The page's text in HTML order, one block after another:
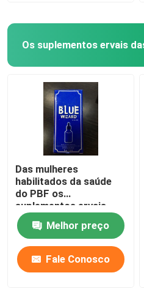
Os suplementos ervais
Das mulheres
habilitados da saúde
do PBF os
suplementos ervais
com vitaminas
Melhor preço
Fale Conosco